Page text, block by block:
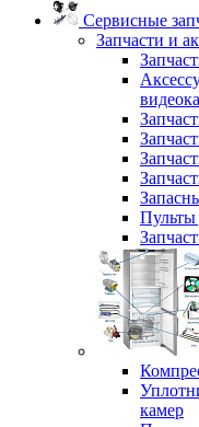
Сервисные
Запчасти и
Пульты
камер